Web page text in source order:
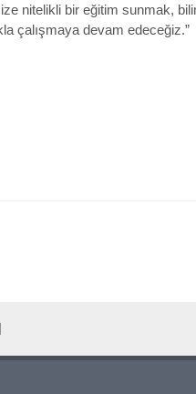
nitelikli bir eğitim sunmak,
çalışmaya devam edeceğiz.”